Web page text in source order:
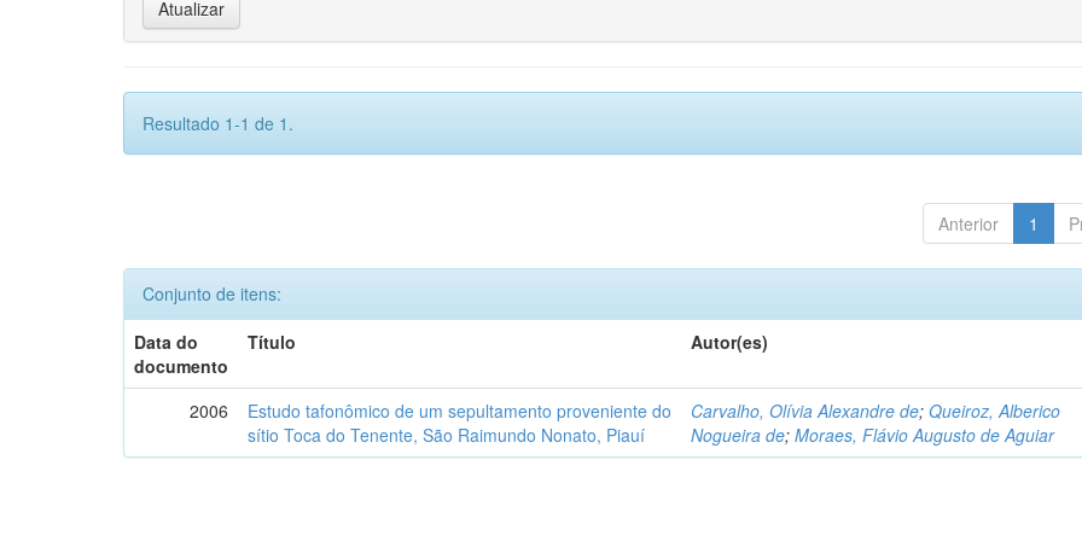
Resultado 1-1 de 1.
Anterior 1
Conjunto de itens:
Data do
documento
Título Autor(es)
2006
Estudo tafonômico de um sepultamento proveniente do
sítio Toca do Tenente, São Raimundo Nonato, Piauí
Carvalho, Olívia Alexandre de;Queiroz, Alberico
Nogueira de;Moraes, Flávio Augusto de Aguiar